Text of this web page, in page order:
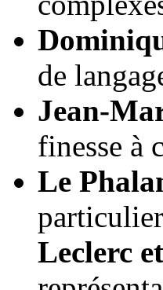
de
Jean-
finesse à
Le
particulier
Leclerc